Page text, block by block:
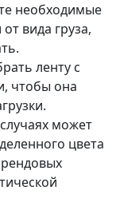
необходимые
вида груза,
ленту с
чтобы она
может
цвета